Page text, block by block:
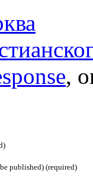
,
published) (required)